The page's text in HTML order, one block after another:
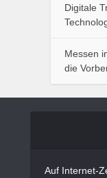
Digitale
Messen
die
Auf Internet-